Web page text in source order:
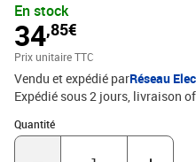
essentiels bien organisés et à
nettoyer avec un chiffon
d'ingénierie, bois d'eucalyptus
(l x P x H)Comprend des pieds
requisVeuillez noter : Les vis et
ne sont pas incluses.
adaptées à vos murs. Si vous
un professionnel. Lisez et
En stock
34,85€
Prix unitaire TTC
Vendu et expédié parRéseau
Expédié sous 2 jours livraison
Quantité
Quantité : 1